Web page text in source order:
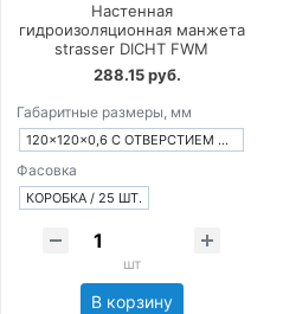
Настенная
гидроизоляционная манжета
strasser DICHT FWM
288.15 руб.
Габаритные размеры, мм
120×120×0,6 С ОТВЕРСТИЕМ Ø 15 ММ
Фасовка
КОРОБКА / 25 ШТ.
шт
В корзину